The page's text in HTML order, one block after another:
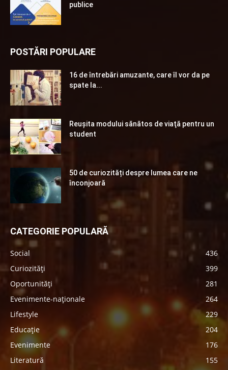
publice
POSTĂRI POPULARE
16 de întrebări amuzante, care îl vor da pe
spate la...
Reuşita modului sănătos de viaţă pentru un
student
50 de curiozități despre lumea care ne
înconjoară
CATEGORIE POPULARĂ
Social
436
Curiozități
399
Oportunități
281
Evenimente-naționale
264
Lifestyle
229
Educație
204
Evenimente
176
Literatură
155